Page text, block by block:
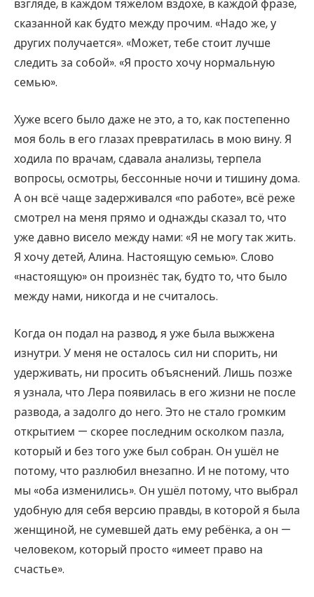
взгляде, в каждом тяжёлом вздохе, в каждой фразе,
сказанной как будто между прочим. «Надо же, у
других получается». «Может, тебе стоит лучше
следить за собой». «Я просто хочу нормальную
семью».
Хуже всего было даже не это, а то, как постепенно
моя боль в его глазах превратилась в мою вину. Я
ходила по врачам, сдавала анализы, терпела
вопросы, осмотры, бессонные ночи и тишину дома.
А он всё чаще задерживался «по работе», всё реже
смотрел на меня прямо и однажды сказал то, что
уже давно висело между нами: «Я не могу так жить.
Я хочу детей, Алина. Настоящую семью». Слово
«настоящую» он произнёс так, будто то, что было
между нами, никогда и не считалось.
Когда он подал на развод, я уже была выжжена
изнутри. У меня не осталось сил ни спорить, ни
удерживать, ни просить объяснений. Лишь позже
я узнала, что Лера появилась в его жизни не после
развода, а задолго до него. Это не стало громким
открытием — скорее последним осколком пазла,
который и без того уже был собран. Он ушёл не
потому, что разлюбил внезапно. И не потому, что
мы «оба изменились». Он ушёл потому, что выбрал
удобную для себя версию правды, в которой я была
женщиной, не сумевшей дать ему ребёнка, а он —
человеком, который просто «имеет право на
счастье».